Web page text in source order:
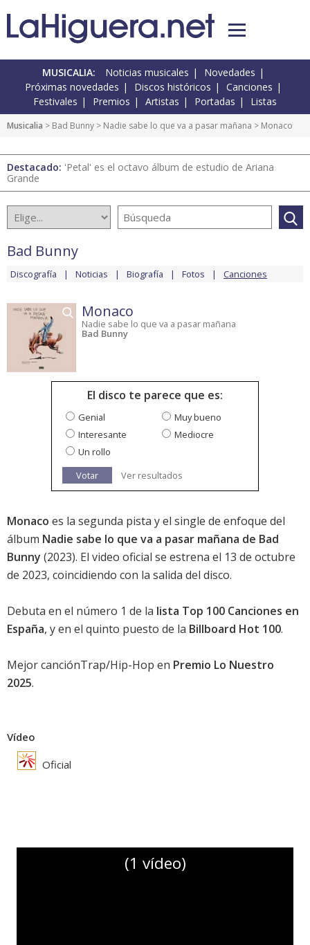
MUSICALIA: Noticias musicales
Novedades
Próximas novedades
Discos históricos
Canciones
Festivales
Premios Artistas Portadas Listas
Musicalia > Bad Bunny > Nadie sabe lo que va a pasar mañana > Monaco
Destacado: 'Petal' es el octavo álbum de estudio de Ariana
Grande
Bad Bunny
Discografía Noticias Biografía Fotos Canciones
Monaco
Nadie sabe lo que va a pasar mañana
Bad Bunny
El disco te parece que es:
Genial
Muy bueno
Interesante
Mediocre
Un rollo
Votar
Ver resultados
Monaco es la segunda pista y el single de enfoque del
álbum Nadie sabe lo que va a pasar mañana de Bad
Bunny (2023). El video oficial se estrena el 13 de octubre
de 2023, coincidiendo con la salida del disco.
Debuta en el número 1 de la lista Top 100 Canciones en
España, y en el quinto puesto de la Billboard Hot 100.
Mejor canciónTrap/Hip-Hop en Premio Lo Nuestro
2025.
Vídeo
Oficial
(1 vídeo)